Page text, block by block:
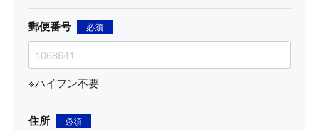
郵便番号 必須
※ハイフン不要
住所 必須